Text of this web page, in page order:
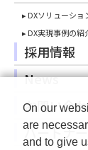
▸ DXソリューショ
▸ DX実現事例の紹
採用情報
News
お問い合
パートナ
On our
are
and to give